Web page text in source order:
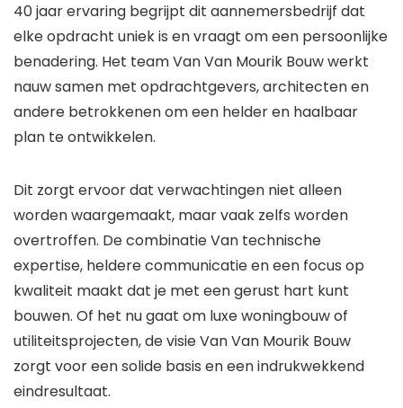
40 jaar ervaring begrijpt dit aannemersbedrijf dat
elke opdracht uniek is en vraagt om een persoonlijke
benadering. Het team Van Van Mourik Bouw werkt
nauw samen met opdrachtgevers, architecten en
andere betrokkenen om een helder en haalbaar
plan te ontwikkelen.
Dit zorgt ervoor dat verwachtingen niet alleen
worden waargemaakt, maar vaak zelfs worden
overtroffen. De combinatie Van technische
expertise, heldere communicatie en een focus op
kwaliteit maakt dat je met een gerust hart kunt
bouwen. Of het nu gaat om luxe woningbouw of
utiliteitsprojecten, de visie Van Van Mourik Bouw
zorgt voor een solide basis en een indrukwekkend
eindresultaat.